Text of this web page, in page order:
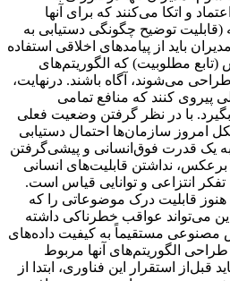
و اتکا می‌کنند که برای آنها
توضیح چگونگی دستیابی به
باید از پیامدهای اخلاقی استفاده
مطلوبیت) که الگوریتم‌های
می‌شوند، آگاه باشند. درنهایت،
پیروی کنند که منافع تمامی
با در نظر گرفتن وضعیت فعلی
سازمان‌ها احتمال دستیابی
قدرت فوق‌انسانی و پیشی‌گرفتن
برعکس، نداشتن قابلیت‌های انسانی
تفکر انتزاعی و توانایی قیاس است.
قابلیت درک موضوعاتی را که
می‌تواند عواقب خطرناکی داشته
مستقیماً به کیفیت داده‌های
الگوریتم‌های آنها مربوط
قبل‌از استقرار این فناوری، ابتدا از